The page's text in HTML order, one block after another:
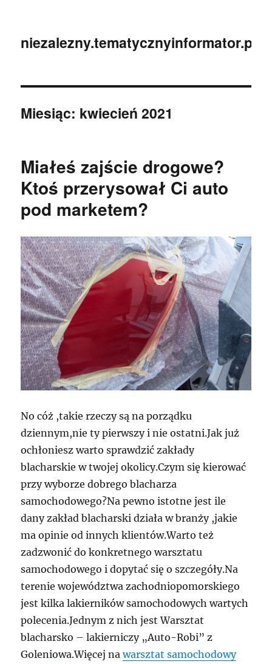
niezalezny.tematycznyinformator.pl
Miesiąc: kwiecień 2021
Miałeś zajście drogowe?
Ktoś przerysował Ci auto
pod marketem?
No cóż ,takie rzeczy są na porządku
dziennym,nie ty pierwszy i nie ostatni.Jak już
ochłoniesz warto sprawdzić zakłady
blacharskie w twojej okolicy.Czym się kierować
przy wyborze dobrego blacharza
samochodowego?Na pewno istotne jest ile
dany zakład blacharski działa w branży ,jakie
ma opinie od innych klientów.Warto też
zadzwonić do konkretnego warsztatu
samochodowego i dopytać się o szczegóły.Na
terenie województwa zachodniopomorskiego
jest kilka lakierników samochodowych wartych
polecenia.Jednym z nich jest Warsztat
blacharsko – lakierniczy „Auto-Robi” z
Goleniowa.Więcej nawarsztat samochodowy